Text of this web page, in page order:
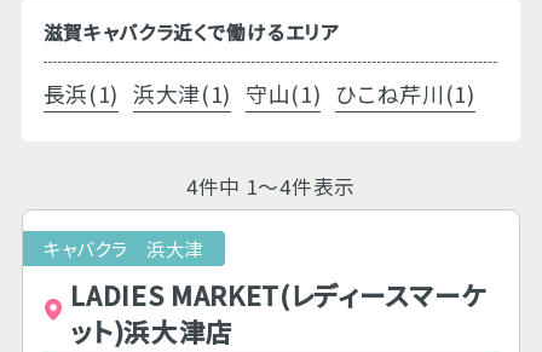
滋賀キャバクラ近くで働けるエリア
長浜(1) 浜大津(1) 守山(1) ひこね芹川(1)
4件中 1～4件表示
キャバクラ 浜大津
LADIES MARKET(レディースマーケ
ット)浜大津店